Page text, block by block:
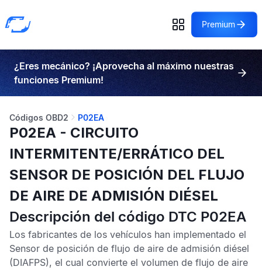
Premium
¿Eres mecánico? ¡Aprovecha al máximo nuestras
funciones Premium!
Códigos OBD2 P02EA
P02EA - CIRCUITO
INTERMITENTE/ERRÁTICO DEL
SENSOR DE POSICIÓN DEL FLUJO
DE AIRE DE ADMISIÓN DIÉSEL
Descripción del código DTC P02EA
Los fabricantes de los vehículos han implementado el
Sensor de posición de flujo de aire de admisión diésel
(DIAFPS), el cual convierte el volumen de flujo de aire